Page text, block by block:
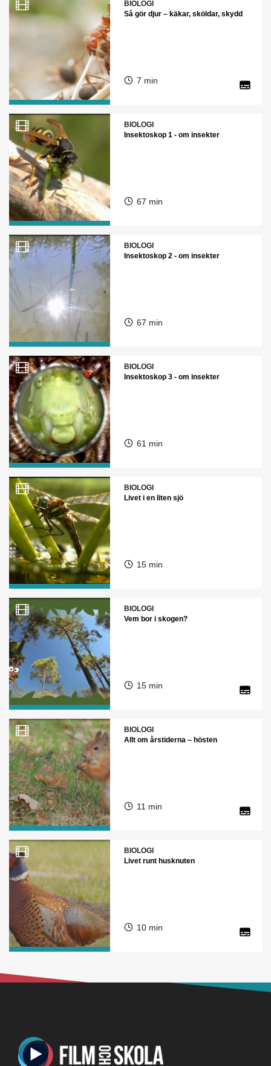
BIOLOGI
Så gör djur – käkar, sköldar, skydd
7 min
BIOLOGI
Insektoskop 1 - om insekter
67 min
BIOLOGI
Insektoskop 2 - om insekter
67 min
BIOLOGI
Insektoskop 3 - om insekter
61 min
BIOLOGI
Livet i en liten sjö
15 min
BIOLOGI
Vem bor i skogen?
15 min
BIOLOGI
Allt om årstiderna – hösten
11 min
BIOLOGI
Livet runt husknuten
10 min